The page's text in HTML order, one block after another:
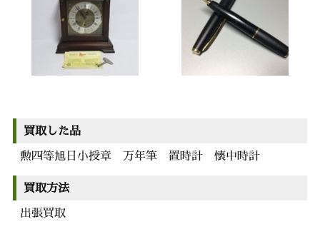
買取した品
勲四等旭日小授章 万年筆 置時計 懐中時計
買取方法
出張買取